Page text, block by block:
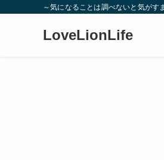
～気になることは調べないと気がす
LoveLionLife